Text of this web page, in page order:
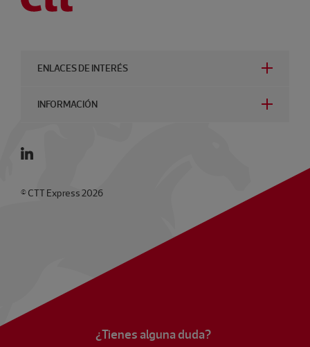
ENLACES DE INTERÉS
INFORMACIÓN
© CTT Express 2026
¿Tienes alguna duda?